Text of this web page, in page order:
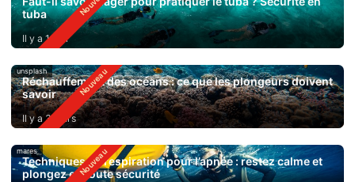
tuba
Il y a 1 jour
unsplash
Réchauffement des océans : ce que les plongeurs doivent
savoir
Il y a 3 jours
mares
Techniques de respiration pour l’apnée : restez calme et
plongez en toute sécurité